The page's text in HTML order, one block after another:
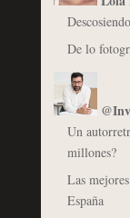
De lo
Un
millones?
Las
España